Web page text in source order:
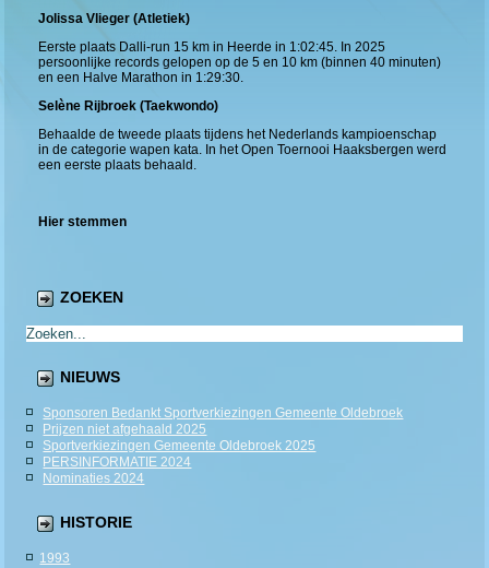
Jolissa Vlieger (Atletiek)
Eerste plaats Dalli-run 15 km in Heerde in 1:02:45. In 2025
persoonlijke records gelopen op de 5 en 10 km (binnen 40 minuten)
en een Halve Marathon in 1:29:30.
Selène Rijbroek (Taekwondo)
Behaalde de tweede plaats tijdens het Nederlands kampioenschap
in de categorie wapen kata. In het Open Toernooi Haaksbergen werd
een eerste plaats behaald.
Hier stemmen
ZOEKEN
NIEUWS
Sponsoren Bedankt Sportverkiezingen Gemeente Oldebroek
Prijzen niet afgehaald 2025
Sportverkiezingen Gemeente Oldebroek 2025
PERSINFORMATIE 2024
Nominaties 2024
HISTORIE
1993